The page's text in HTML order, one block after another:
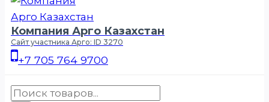
Компания Арго Казахстан
Сайт участника Арго: ID 3270
+7 705 764 9700
Поиск